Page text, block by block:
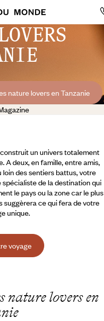
nature lovers en Tanzanie
un univers totalement
A deux, en famille, entre amis,
loin des sentiers battus, votre
spécialiste de la destination qui
le pays ou la zone car le plus
suggèrera ce qui fera de votre
unique.
voyage
nature lovers en